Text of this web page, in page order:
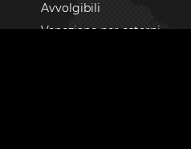
Avvolgibili
Veneziane per esterni